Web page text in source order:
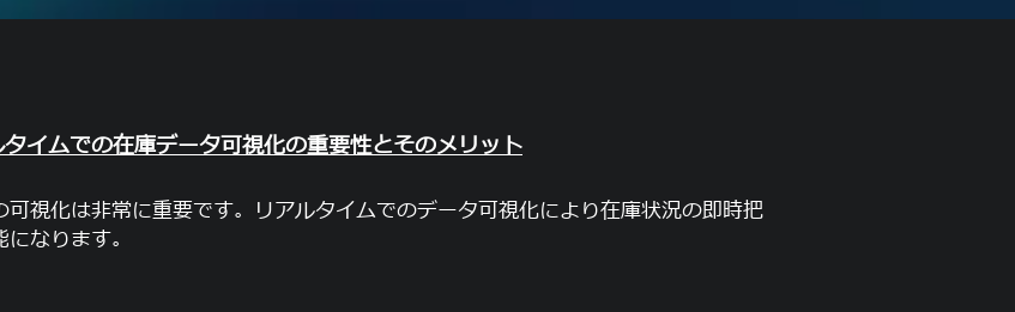
イムでの在庫データ可視化の重要性とそのメリット
視化は非常に重要です。リアルタイムでのデータ可視化により在庫状況の即時把
なります。